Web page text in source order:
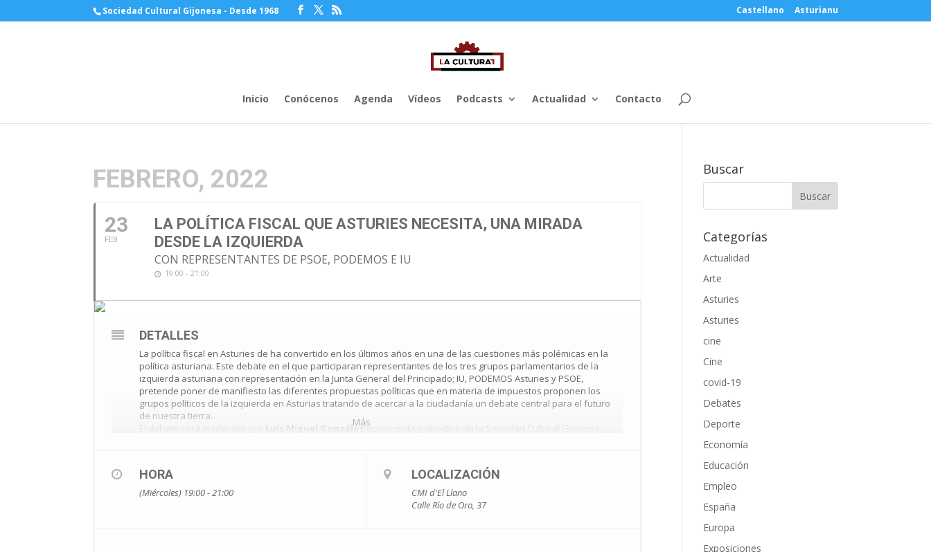
Sociedad Cultural Gijonesa - Desde 1968 Castellano Asturianu
Inicio Conócenos Agenda Vídeos Podcasts Actualidad Contacto
FEBRERO, 2022
23
FEB
LA POLÍTICA FISCAL QUE ASTURIES NECESITA, UNA MIRADA
DESDE LA IZQUIERDA
CON REPRESENTANTES DE PSOE, PODEMOS E IU
19:00 - 21:00
Más
DETALLES
La política fiscal en Asturies de ha convertido en los últimos años en una de las cuestiones más polémicas en la
política asturiana. Este debate en el que participaran representantes de los tres grupos parlamentarios de la
izquierda asturiana con representación en la Junta General del Principado; IU, PODEMOS Asturies y PSOE,
pretende poner de manifiesto las diferentes propuestas políticas que en materia de impuestos proponen los
grupos políticos de la izquierda en Asturias tratando de acercar a la ciudadanía un debate central para el futuro
de nuestra tierra.
El debate será moderado por
Luis Miguel Gonzálezeconomista y directivo de la Sociedad Cultural Gijonesa.
HORA
(Miércoles) 19:00 - 21:00
LOCALIZACIÓN
CMI d'El Llano
Calle Río de Oro, 37
Buscar
Categorías
Actualidad
Arte
Asturies
Asturies
cine
Cine
covid-19
Debates
Deporte
Economía
Educación
Empleo
España
Europa
Exposiciones